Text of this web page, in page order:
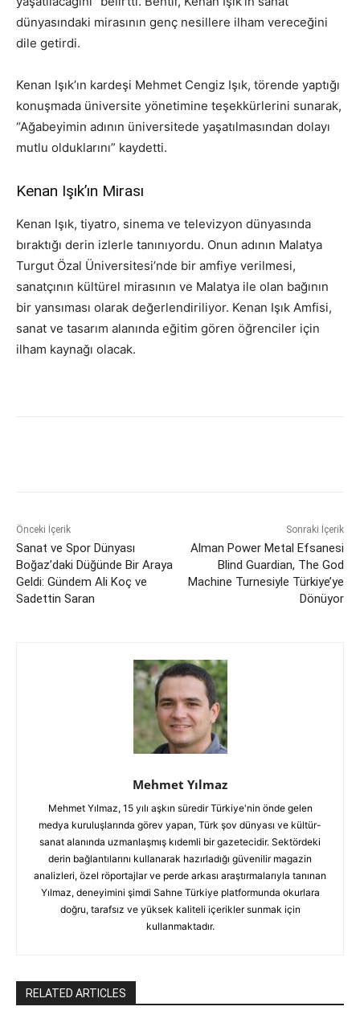
dünyasındaki mirasının genç nesillere ilham vereceğini
dile getirdi.
Kenan Işık’ın kardeşi Mehmet Cengiz Işık, törende yaptığı
konuşmada üniversite yönetimine teşekkürlerini sunarak,
“Ağabeyimin adının üniversitede yaşatılmasından dolayı
mutlu olduklarını” kaydetti.
Kenan Işık’ın Mirası
Kenan Işık, tiyatro, sinema ve televizyon dünyasında
bıraktığı derin izlerle tanınıyordu. Onun adının Malatya
Turgut Özal Üniversitesi’nde bir amfiye verilmesi,
sanatçının kültürel mirasının ve Malatya ile olan bağının
bir yansıması olarak değerlendiriliyor. Kenan Işık Amfisi,
sanat ve tasarım alanında eğitim gören öğrenciler için
ilham kaynağı olacak.
Önceki İçerik
Sanat ve Spor Dünyası
Boğaz’daki Düğünde Bir Araya
Geldi: Gündem Ali Koç ve
Sadettin Saran
Sonraki İçerik
Alman Power Metal Efsanesi
Blind Guardian, The God
Machine Turnesiyle Türkiye’ye
Dönüyor
Mehmet Yılmaz
Mehmet Yılmaz, 15 yılı aşkın süredir Türkiye'nin önde gelen
medya kuruluşlarında görev yapan, Türk şov dünyası ve kültür-
sanat alanında uzmanlaşmış kıdemli bir gazetecidir. Sektördeki
derin bağlantılarını kullanarak hazırladığı güvenilir magazin
analizleri, özel röportajlar ve perde arkası araştırmalarıyla tanınan
Yılmaz, deneyimini şimdi Sahne Türkiye platformunda okurlara
doğru, tarafsız ve yüksek kaliteli içerikler sunmak için
kullanmaktadır.
RELATED ARTICLES